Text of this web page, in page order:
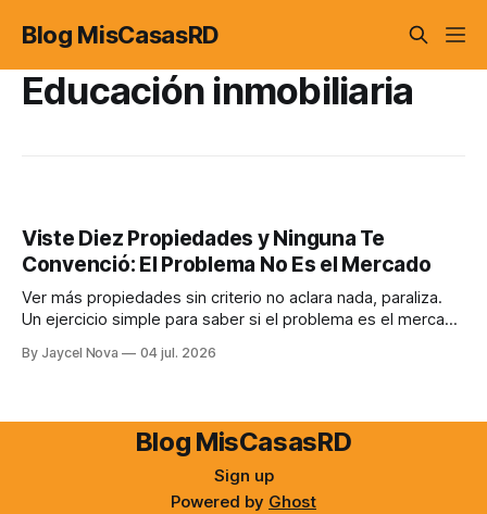
Blog MisCasasRD
Educación inmobiliaria
Viste Diez Propiedades y Ninguna Te
Convenció: El Problema No Es el Mercado
Ver más propiedades sin criterio no aclara nada, paraliza.
Un ejercicio simple para saber si el problema es el mercado
By Jaycel Nova 04 jul. 2026
Blog MisCasasRD
Sign up
Powered by Ghost